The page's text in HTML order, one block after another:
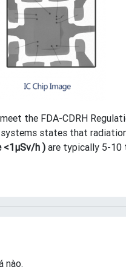
the FDA-CDRH
states that
<1μSv/h) are typically 5-10
nào.